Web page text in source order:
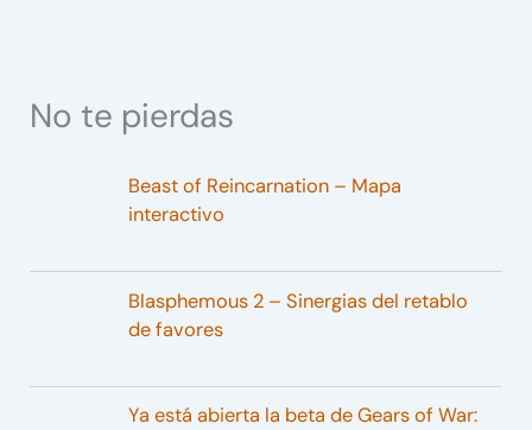
No te pierdas
Beast of Reincarnation – Mapa
interactivo
Blasphemous 2 – Sinergias del retablo
de favores
Ya está abierta la beta de Gears of War: